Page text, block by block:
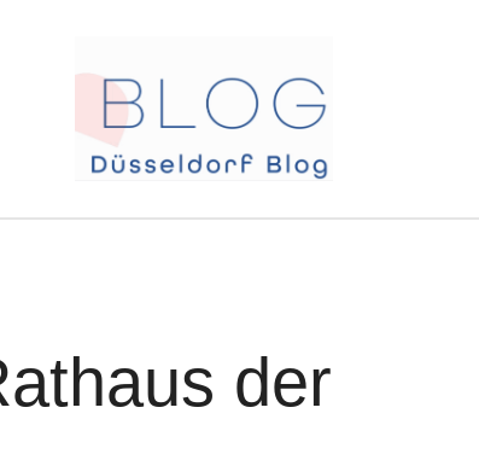
der